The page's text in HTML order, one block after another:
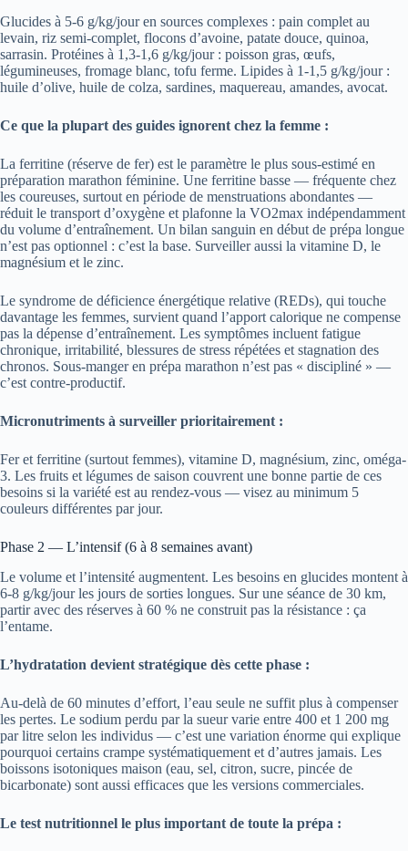
Glucides à 5-6 g/kg/jour en sources complexes : pain complet au
levain, riz semi-complet, flocons d’avoine, patate douce, quinoa,
sarrasin. Protéines à 1,3-1,6 g/kg/jour : poisson gras, œufs,
légumineuses, fromage blanc, tofu ferme. Lipides à 1-1,5 g/kg/jour :
huile d’olive, huile de colza, sardines, maquereau, amandes, avocat.
Ce que la plupart des guides ignorent chez la femme :
La ferritine (réserve de fer) est le paramètre le plus sous-estimé en
préparation marathon féminine. Une ferritine basse — fréquente chez
les coureuses, surtout en période de menstruations abondantes —
réduit le transport d’oxygène et plafonne la VO2max indépendamment
du volume d’entraînement. Un bilan sanguin en début de prépa longue
n’est pas optionnel : c’est la base. Surveiller aussi la vitamine D, le
magnésium et le zinc.
Le syndrome de déficience énergétique relative (REDs), qui touche
davantage les femmes, survient quand l’apport calorique ne compense
pas la dépense d’entraînement. Les symptômes incluent fatigue
chronique, irritabilité, blessures de stress répétées et stagnation des
chronos. Sous-manger en prépa marathon n’est pas « discipliné » —
c’est contre-productif.
Micronutriments à surveiller prioritairement :
Fer et ferritine (surtout femmes), vitamine D, magnésium, zinc, oméga-
3. Les fruits et légumes de saison couvrent une bonne partie de ces
besoins si la variété est au rendez-vous — visez au minimum 5
couleurs différentes par jour.
Phase 2 — L’intensif (6 à 8 semaines avant)
Le volume et l’intensité augmentent. Les besoins en glucides montent à
6-8 g/kg/jour les jours de sorties longues. Sur une séance de 30 km,
partir avec des réserves à 60 % ne construit pas la résistance : ça
l’entame.
L’hydratation devient stratégique dès cette phase :
Au-delà de 60 minutes d’effort, l’eau seule ne suffit plus à compenser
les pertes. Le sodium perdu par la sueur varie entre 400 et 1 200 mg
par litre selon les individus — c’est une variation énorme qui explique
pourquoi certains crampe systématiquement et d’autres jamais. Les
boissons isotoniques maison (eau, sel, citron, sucre, pincée de
bicarbonate) sont aussi efficaces que les versions commerciales.
Le test nutritionnel le plus important de toute la prépa :